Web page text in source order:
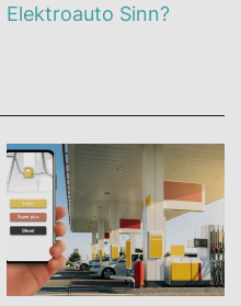
Elektroauto Sinn?